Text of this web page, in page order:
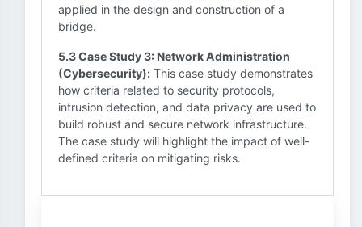
applied in the design and construction of a
bridge.
5.3 Case Study 3: Network Administration
(Cybersecurity): This case study demonstrates
how criteria related to security protocols,
intrusion detection, and data privacy are used to
build robust and secure network infrastructure.
The case study will highlight the impact of well-
defined criteria on mitigating risks.